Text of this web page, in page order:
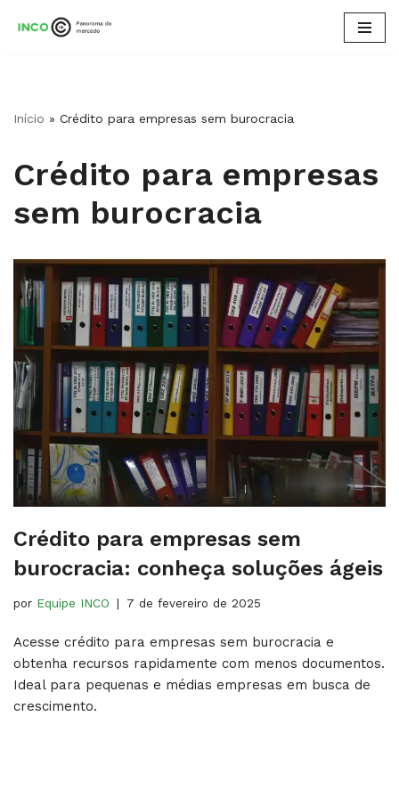
conteúdo
Início » Crédito para empresas sem burocracia
Crédito para empresas
sem burocracia
Crédito para empresas sem
burocracia: conheça soluções ágeis
por Equipe INCO 7 de fevereiro de 2025
Acesse crédito para empresas sem burocracia e
obtenha recursos rapidamente com menos documentos.
Ideal para pequenas e médias empresas em busca de
crescimento.